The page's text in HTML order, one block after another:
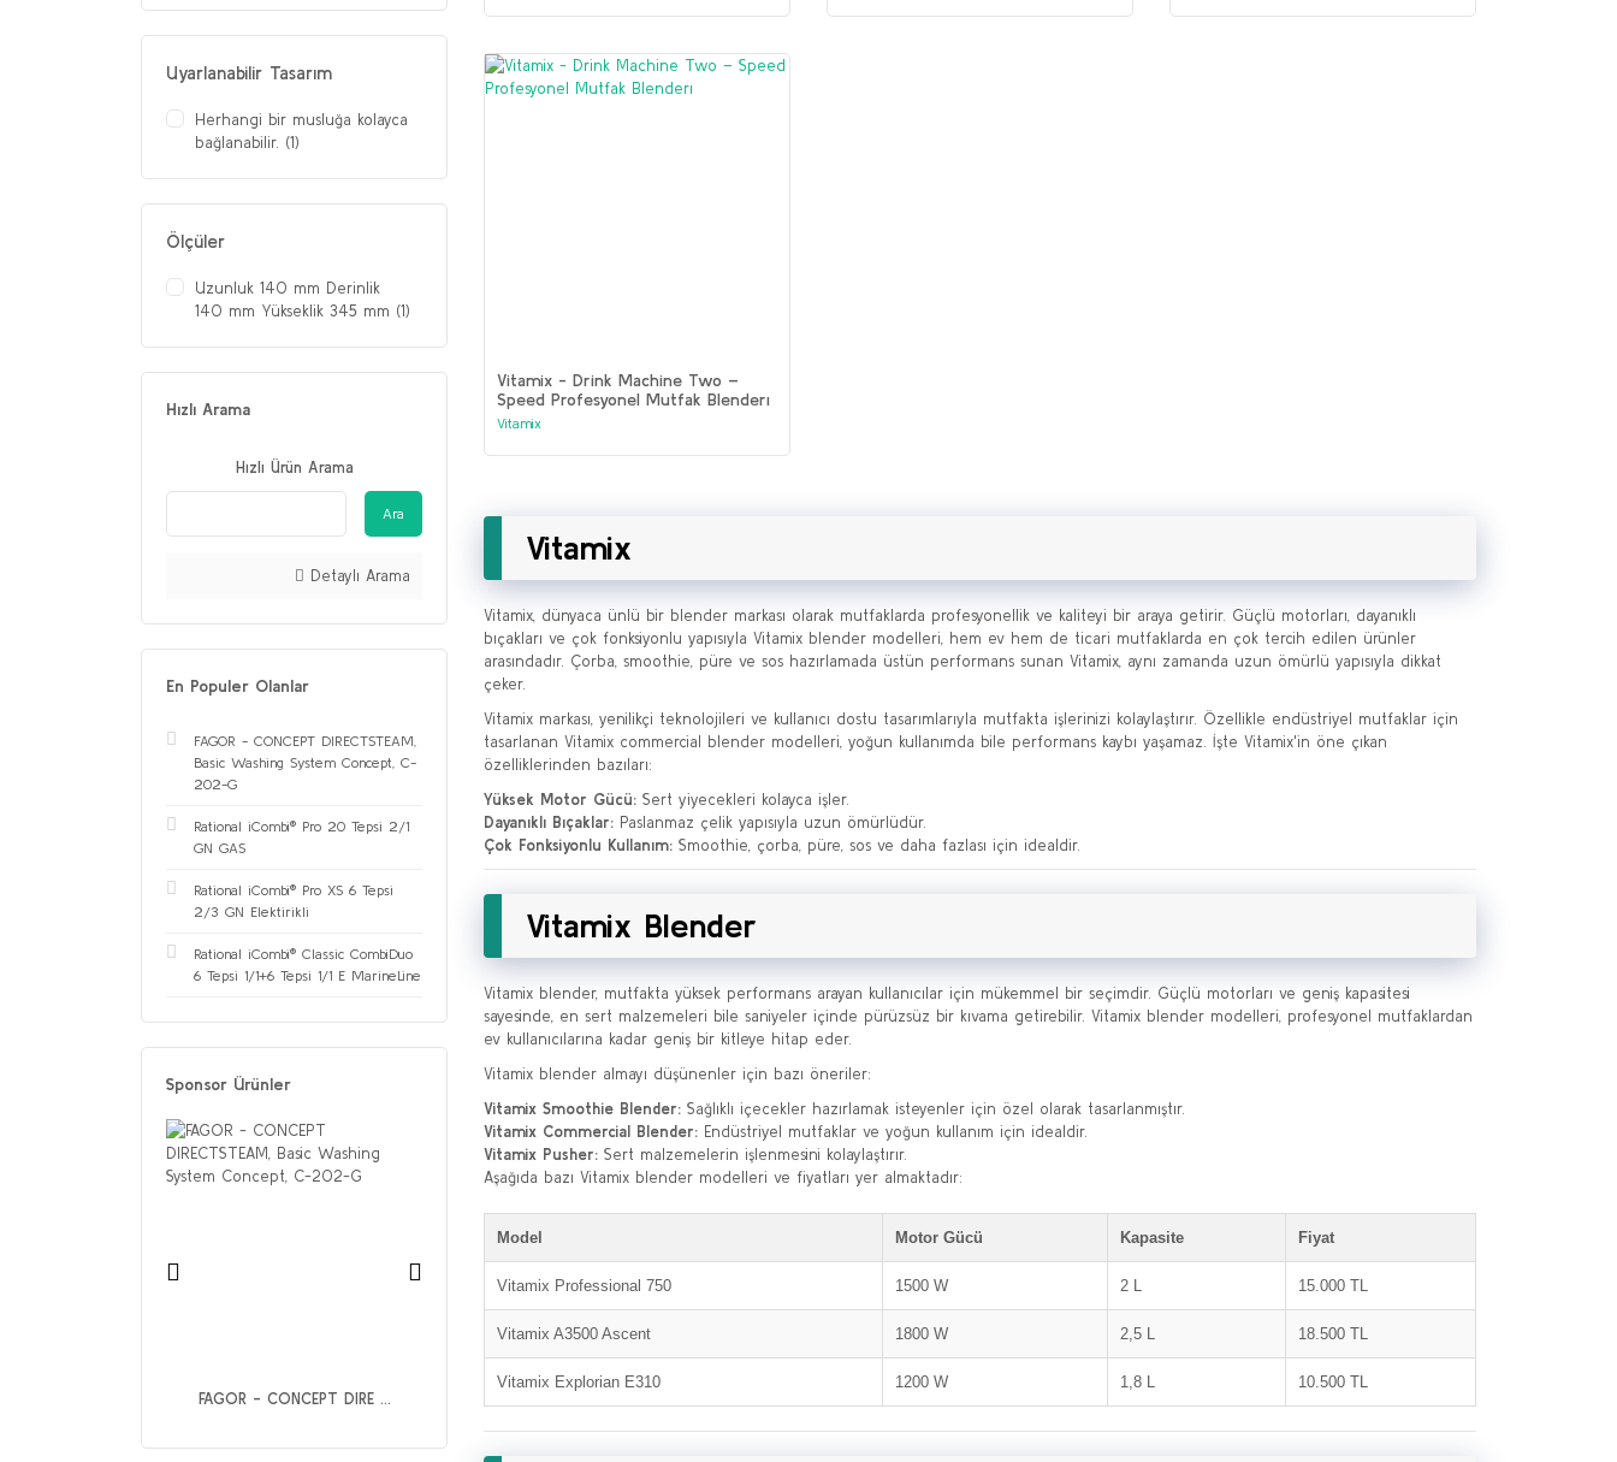
Uyarlanabilir Tasarım
Herhangi bir musluğa kolayca
bağlanabilir. (1)
Ölçüler
Uzunluk 140 mm Derinlik
140 mm Yükseklik 345 mm (1)
Hızlı Arama
Hızlı Ürün Arama
Ara
Detaylı Arama
En Populer Olanlar
FAGOR - CONCEPT DIRECTSTEAM,
Basic Washing System Concept, C-
202-G
Rational iCombi® Pro 20 Tepsi 2/1
GN GAS
Rational iCombi® Pro XS 6 Tepsi
2/3 GN Elektirikli
Rational iCombi® Classic CombiDuo
6 Tepsi 1/1+6 Tepsi 1/1 E MarineLine
Sponsor Ürünler
FAGOR - CONCEPT DIRE ...
Vitamix - Drink Machine Two –
Speed Profesyonel Mutfak Blenderı
Vitamix
Vitamix
Vitamix, dünyaca ünlü bir blender markası olarak mutfaklarda profesyonellik ve kaliteyi bir araya getirir. Güçlü motorları, dayanıklı
bıçakları ve çok fonksiyonlu yapısıyla Vitamix blender modelleri, hem ev hem de ticari mutfaklarda en çok tercih edilen ürünler
arasındadır. Çorba, smoothie, püre ve sos hazırlamada üstün performans sunan Vitamix, aynı zamanda uzun ömürlü yapısıyla dikkat
çeker.
Vitamix markası, yenilikçi teknolojileri ve kullanıcı dostu tasarımlarıyla mutfakta işlerinizi kolaylaştırır. Özellikle endüstriyel mutfaklar için
tasarlanan Vitamix commercial blender modelleri, yoğun kullanımda bile performans kaybı yaşamaz. İşte Vitamix'in öne çıkan
özelliklerinden bazıları:
Yüksek Motor Gücü: Sert yiyecekleri kolayca işler.
Dayanıklı Bıçaklar: Paslanmaz çelik yapısıyla uzun ömürlüdür.
Çok Fonksiyonlu Kullanım: Smoothie, çorba, püre, sos ve daha fazlası için idealdir.
Vitamix Blender
Vitamix blender, mutfakta yüksek performans arayan kullanıcılar için mükemmel bir seçimdir. Güçlü motorları ve geniş kapasitesi
sayesinde, en sert malzemeleri bile saniyeler içinde pürüzsüz bir kıvama getirebilir. Vitamix blender modelleri, profesyonel mutfaklardan
ev kullanıcılarına kadar geniş bir kitleye hitap eder.
Vitamix blender almayı düşünenler için bazı öneriler:
Vitamix Smoothie Blender: Sağlıklı içecekler hazırlamak isteyenler için özel olarak tasarlanmıştır.
Vitamix Commercial Blender: Endüstriyel mutfaklar ve yoğun kullanım için idealdir.
Vitamix Pusher: Sert malzemelerin işlenmesini kolaylaştırır.
Aşağıda bazı Vitamix blender modelleri ve fiyatları yer almaktadır:
Model Motor Gücü Kapasite Fiyat
Vitamix Professional 750 1500 W 2 L 15.000 TL
Vitamix A3500 Ascent 1800 W 2,5 L 18.500 TL
Vitamix Explorian E310 1200 W 1,8 L 10.500 TL